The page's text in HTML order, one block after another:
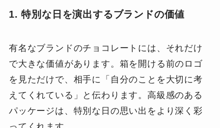
1. 特別な日を演出するブランドの価値
有名なブランドのチョコレートには、それだけ
で大きな価値があります。箱を開ける前のロゴ
を見ただけで、相手に「自分のことを大切に考
えてくれている」と伝わります。高級感のある
パッケージは、特別な日の思い出をより深く彩